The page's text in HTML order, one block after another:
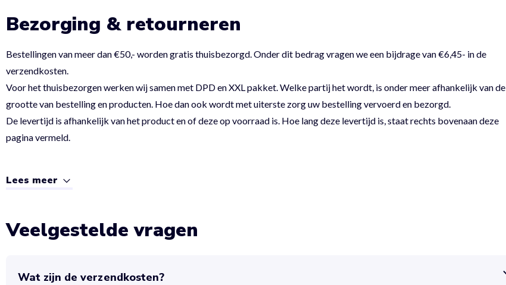
Bezorging & retourneren
Bestellingen van meer dan €50,- worden gratis thuisbezorgd. Onder dit bedrag vragen we een bijdrage van €6,45- in de
verzendkosten.
Voor het thuisbezorgen werken wij samen met DPD en XXL pakket. Welke partij het wordt, is onder meer afhankelijk van de
grootte van bestelling en producten. Hoe dan ook wordt met uiterste zorg uw bestelling vervoerd en bezorgd.
De levertijd is afhankelijk van het product en of deze op voorraad is. Hoe lang deze levertijd is, staat rechts bovenaan deze
pagina vermeld.
Lees meer
Veelgestelde vragen
Wat zijn de verzendkosten?